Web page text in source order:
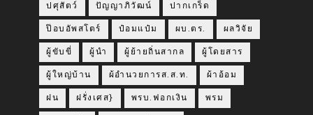
ปศุสัตว์ ปัญญาภิวัฒน์ ปากเกร็ด
ป๊อบอัพสโตร์ ป๋อมแป๋ม ผบ.ตร. ผลวิจัย
ผู้ขับขี่ ผู้นำ ผู้ย้ายถิ่นสากล ผู้โดยสาร
ผู้ใหญ่บ้าน ผ้อำนวยการส.ส.ท. ผ้าอ้อม
ฝน ฝรั่งเศส} พรบ.ฟอกเงิน พรม